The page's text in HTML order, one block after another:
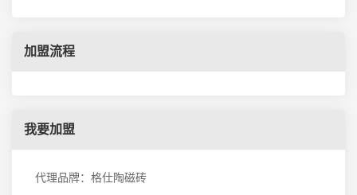
加盟流程
我要加盟
代理品牌：格仕陶磁砖